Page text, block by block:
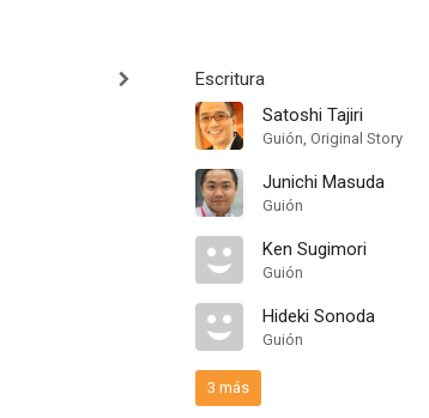
Escritura
Satoshi Tajiri
Guión, Original Story
Junichi Masuda
Guión
Ken Sugimori
Guión
Hideki Sonoda
Guión
3 más